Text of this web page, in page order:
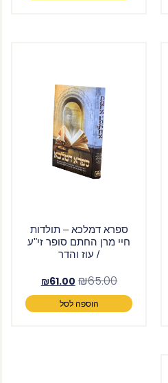
ספרא דמלכא – תולדות
חיי מרן החתם סופר זי"ע
/ עוז והדר
₪65.00
₪61.00
הוספה לסל